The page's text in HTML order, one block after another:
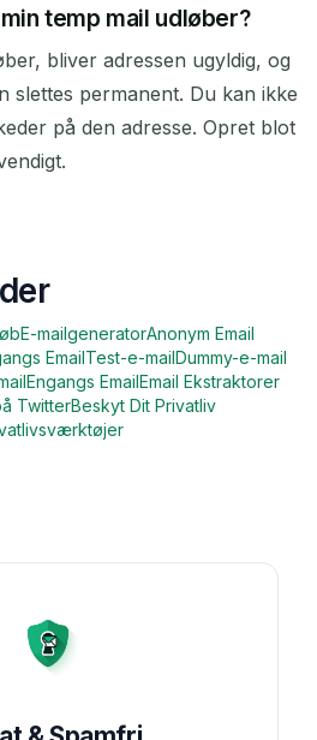
temp mail udløber?
bliver adressen ugyldig, og
slettes permanent. Du kan ikke
på den adresse. Opret blot
E-mailgeneratorAnonym Email
EmailTest-e-mailDummy-e-mail
Engangs EmailEmail Ekstraktorer
TwitterBeskyt Dit Privatliv